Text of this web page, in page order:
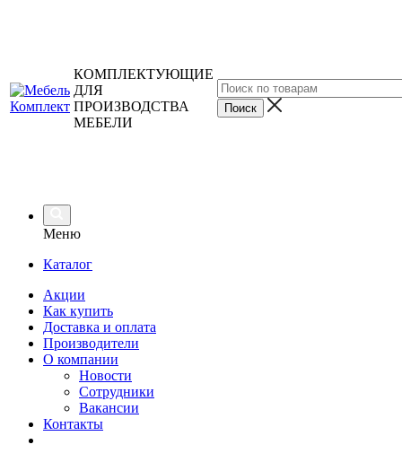
КОМПЛЕКТУЮЩИЕ
ДЛЯ
ПРОИЗВОДСТВА
МЕБЕЛИ
Меню
Каталог
Акции
Как купить
Доставка и оплата
Производители
О компании
Новости
Сотрудники
Вакансии
Контакты